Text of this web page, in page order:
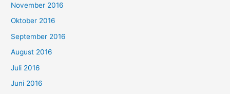
November 2016
Oktober 2016
September 2016
August 2016
Juli 2016
Juni 2016